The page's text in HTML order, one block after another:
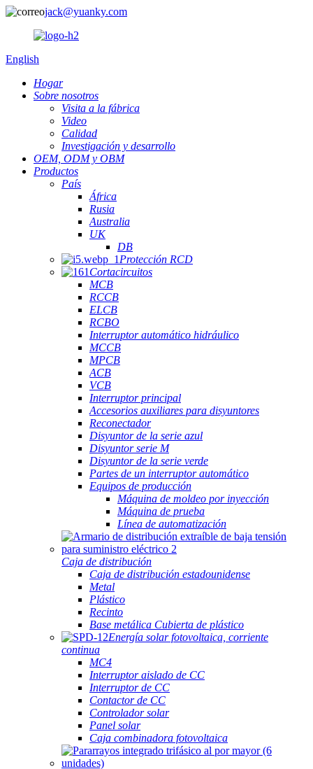
jack@yuanky.com
English
Hogar
Sobre nosotros
Visita a la fábrica
Video
Calidad
Investigación y desarrollo
OEM, ODM y OBM
Productos
País
África
Rusia
Australia
UK
DB
Protección RCD
Cortacircuitos
MCB
RCCB
ELCB
RCBO
Interruptor automático hidráulico
MCCB
MPCB
ACB
VCB
Interruptor principal
Accesorios auxiliares para disyuntores
Reconectador
Disyuntor de la serie azul
Disyuntor serie M
Disyuntor de la serie verde
Partes de un interruptor automático
Equipos de producción
Máquina de moldeo por inyección
Máquina de prueba
Línea de automatización
Caja de distribución
Caja de distribución estadounidense
Metal
Plástico
Recinto
Base metálica Cubierta de plástico
Energía solar fotovoltaica, corriente
continua
MC4
Interruptor aislado de CC
Interruptor de CC
Contactor de CC
Controlador solar
Panel solar
Caja combinadora fotovoltaica